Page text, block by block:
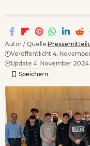
Autor / Quelle:
Veröffentlicht 4. November
Update 4. November 2024